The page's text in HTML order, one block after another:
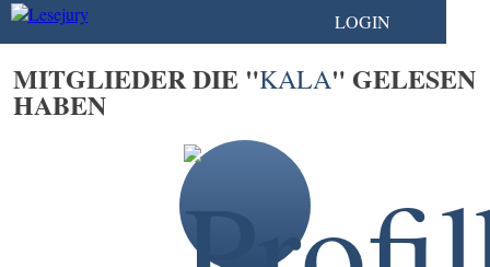
LOGIN
MITGLIEDER DIE "KALA" GELESEN
HABEN